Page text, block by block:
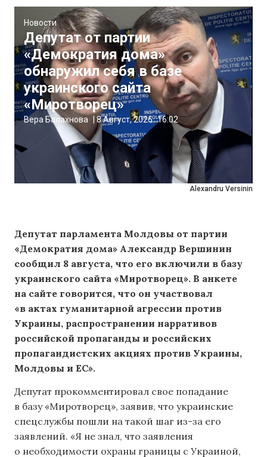
Alexandru Versinin
Новости
Депутат от партии
«Демократия дома»
обнаружил себя в базе
украинского сайта
«Миротворец»
Вера Балахнова 8 Август, 2026 16:02
Депутат парламента Молдовы от партии
«Демократия дома» Александр Вершинин
сообщил 8 августа, что его включили в базу
украинского сайта «Миротворец». В анкете
на сайте говорится, что он участвовал
«в актах гуманитарной агрессии против
Украины, распространении нарративов
российской пропаганды и российских
пропагандистских акциях против Украины,
Молдовы и ЕС».
Депутат прокомментировал свое попадание
в базу «Миротворец», заявив, что украинские
спецслужбы пошли на такой шаг из-за его
заявлений. «Я не знал, что заявления
о необходимости охраны границы с Украиной,